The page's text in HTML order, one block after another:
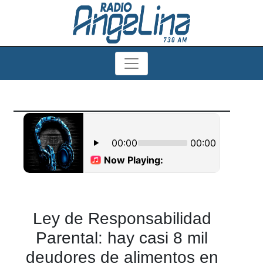
Ley de Responsabilidad
Parental: hay casi 8 mil
deudores de alimentos en